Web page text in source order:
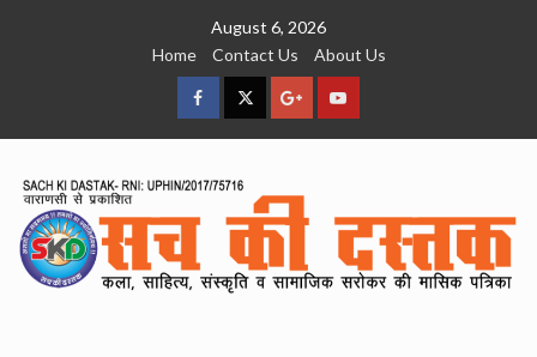
August 6, 2026
Home
Contact Us About Us
facebookTwitterGoogleYouTube